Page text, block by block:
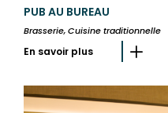
PUB AU BUREAU
Brasserie, Cuisine traditionnelle
En savoir plus